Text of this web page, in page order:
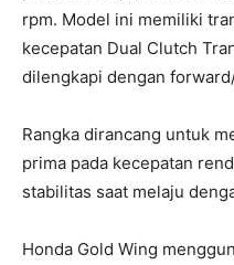
rpm. Model ini memiliki
kecepatan Dual Clutch
dilengkapi dengan
Rangka dirancang untuk
prima pada kecepatan
stabilitas saat melaju
Honda Gold Wing